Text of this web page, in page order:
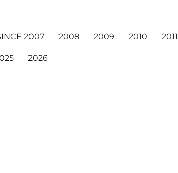
2007 2008 2009 2010 2011
2026